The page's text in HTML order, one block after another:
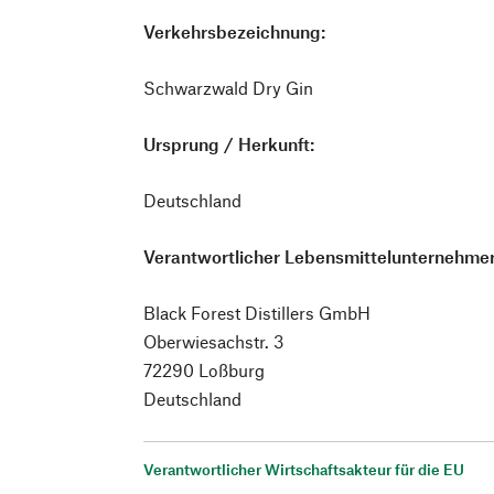
Verkehrsbezeichnung:
Schwarzwald Dry Gin
Ursprung / Herkunft:
Deutschland
Verantwortlicher
Black Forest Distillers GmbH
Oberwiesachstr. 3
72290 Loßburg
Deutschland
Verantwortlicher Wirtschaftsakteur für die EU